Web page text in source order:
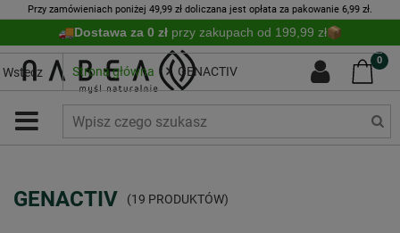
Przy zamówieniach poniżej 49,99 zł doliczana jest opłata za pakowanie 6,99 zł.
Dostawa za 0 zł przy zakupach od 199,99 zł
0
Wstecz Strona główna GENACTIV
GENACTIV (19 PRODUKTÓW)